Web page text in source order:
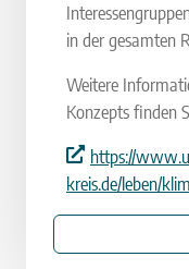
in der gesamten
Weitere
Konzepts finden
https://
kreis.de/leben/